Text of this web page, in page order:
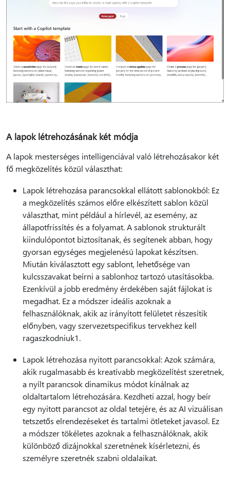
A lapok létrehozásának két módja
A lapok mesterséges intelligenciával való létrehozásakor két
fő megközelítés közül választhat:
Lapok létrehozása parancsokkal ellátott sablonokból: Ez
a megközelítés számos előre elkészített sablon közül
választhat, mint például a hírlevél, az esemény, az
állapotfrissítés és a folyamat. A sablonok strukturált
kiindulópontot biztosítanak, és segítenek abban, hogy
gyorsan egységes megjelenésű lapokat készítsen.
Miután kiválasztott egy sablont, lehetősége van
kulcsszavakat beírni a sablonhoz tartozó utasításokba.
Ezenkívül a jobb eredmény érdekében saját fájlokat is
megadhat. Ez a módszer ideális azoknak a
felhasználóknak, akik az irányított felületet részesítik
előnyben, vagy szervezetspecifikus tervekhez kell
ragaszkodniuk1.
Lapok létrehozása nyitott parancsokkal: Azok számára,
akik rugalmasabb és kreatívabb megközelítést szeretnek,
a nyílt parancsok dinamikus módot kínálnak az
oldaltartalom létrehozására. Kezdheti azzal, hogy beír
egy nyitott parancsot az oldal tetejére, és az AI vizuálisan
tetszetős elrendezéseket és tartalmi ötleteket javasol. Ez
a módszer tökéletes azoknak a felhasználóknak, akik
különböző dizájnokkal szeretnének kísérletezni, és
személyre szeretnék szabni oldalaikat.